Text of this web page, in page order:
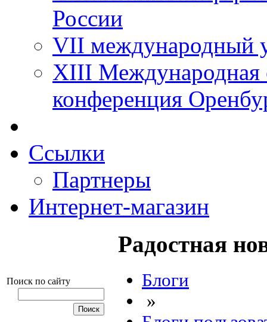
России
VII международный
XIII Международная
конференция
Ссылки
Партнеры
Интернет-магазин
Поиск по сайту
Радостная
Блоги
»